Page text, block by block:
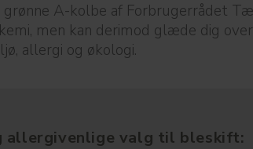
A-kolbe af Forbrugerrådet
men kan derimod glæde dig
allergi og økologi.
allergivenlige valg til bleskift: